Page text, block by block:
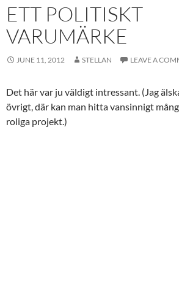
ETT POLITISKT
VARUMÄRKE
JUNE 11, 2012 STELLAN LEAVE A
Det här var ju väldigt intressant. (Jag
övrigt, där kan man hitta vansinnigt
roliga projekt.)